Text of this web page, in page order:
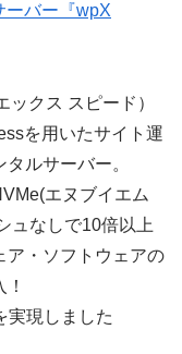
ーバー『wpX
ックス スピード）
を用いたサイト運
ルサーバー。
エヌブイエム
ュなしで10倍以上
ア・ソフトウェアの
実現しました